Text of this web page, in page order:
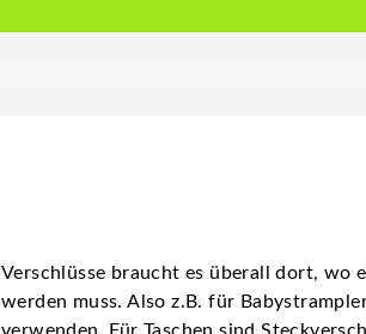
Verschlüsse braucht es überall dort, wo
werden muss. Also z.B. für